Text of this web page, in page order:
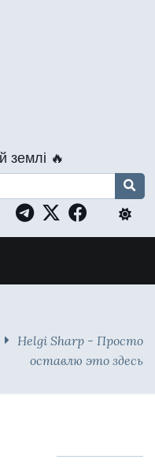
землі 🔥
Helgi Sharp - Просто
оставлю это здесь